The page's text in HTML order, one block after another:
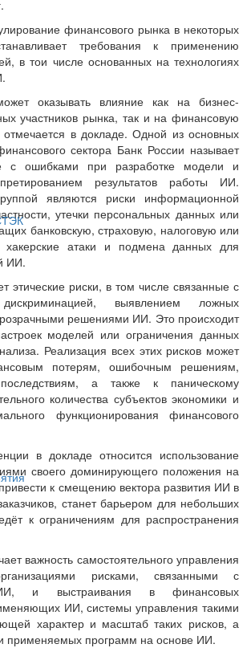
финансового рынка в некоторых
требования к применению
в тои числе основанных на технологиях
оказывать влияние как на бизнес-
участников рынка, так и на финансовую
в докладе. Одной из основных
сектора Банк России называет
с ошибками при разработке модели и
результатов работы ИИ.
являются риски информационной
утечки персональных данных или
банковскую, страховую, налоговую или
атаки и подмена данных для
ИИ.
этические риски, в том числе связанные с
дискриминацией, выявлением ложных
решениями ИИ. Это происходит
моделей или ограничения данных
Реализация всех этих рисков может
потерям, ошибочным решениям,
а также к паническому
количества субъектов экономики и
функционирования финансового
в докладе относится использование
своего доминирующего положения на
к смещению вектора развития ИИ в
станет барьером для небольших
к ограничениям для распространения
важность самостоятельного управления
рисками, связанными с
и выстраивания в финансовых
ИИ, системы управления такими
характер и масштаб таких рисков, а
применяемых программ на основе ИИ.